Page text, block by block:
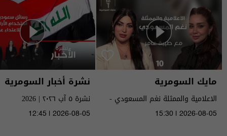
مايك السومرية
الاعلامية والممثلة نغم المسعودي -
15:30 | 2026-08-05
نشرة أخبار السومرية
نشرة ٥ آب ٢٠٢٦ | 2026
12:45 | 2026-08-05